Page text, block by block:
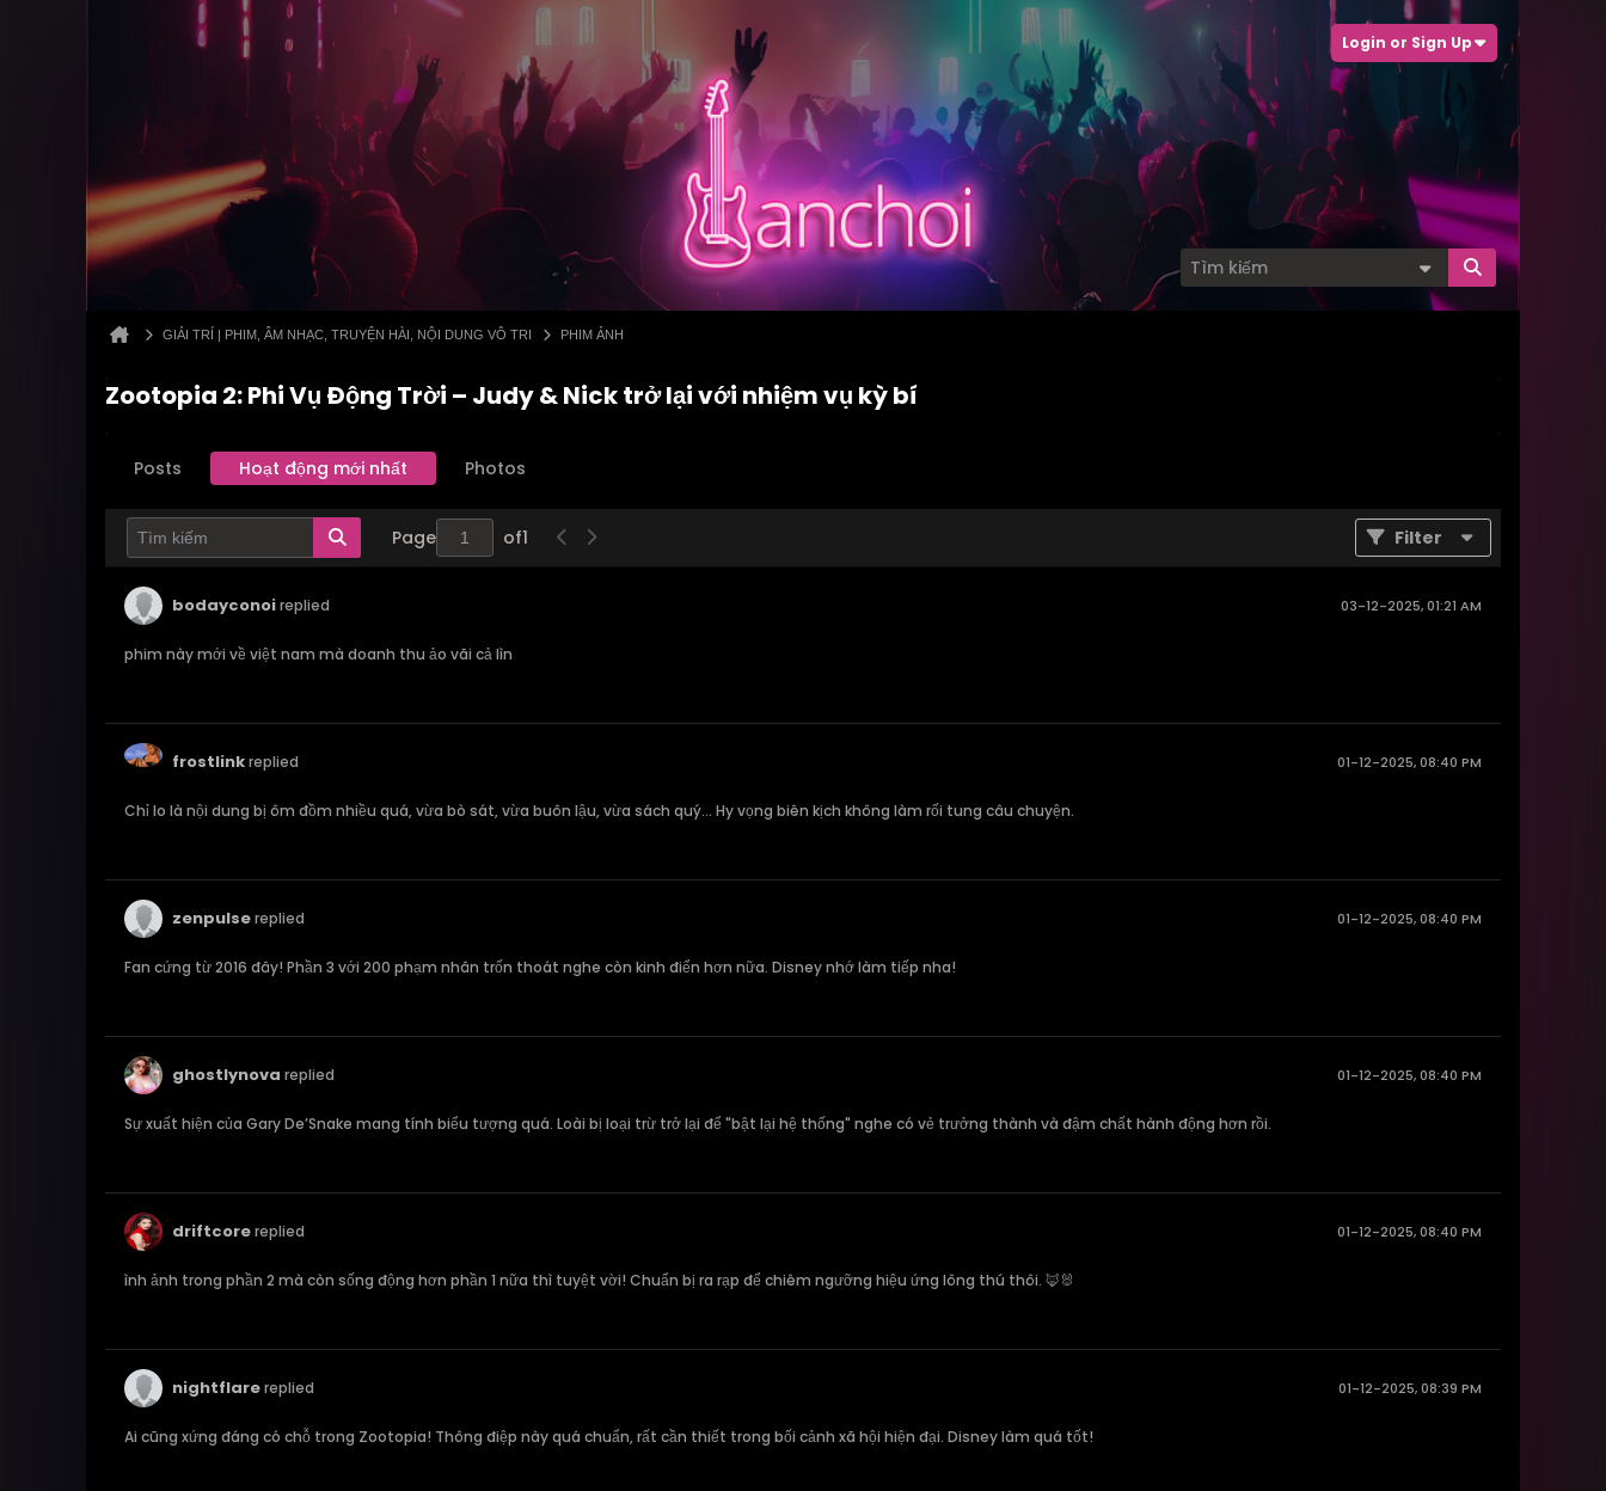
Login or Sign Up
GIẢI TRÍ | PHIM, ÂM NHẠC, TRUYỆN HÀI, NỘI DUNG VÔ TRI PHIM ẢNH
Zootopia 2: Phi Vụ Động Trời – Judy & Nick trở lại với nhiệm vụ kỳ bí
Posts Hoạt động mới nhất Photos
Page of1 Filter
bodayconoireplied 03-12-2025, 01:21 AM
phim này mới về việt nam mà doanh thu ảo vãi cả lìn
frostlinkreplied 01-12-2025, 08:40 PM
Chỉ lo là nội dung bị ôm đồm nhiều quá, vừa bò sát, vừa buôn lậu, vừa sách quý... Hy vọng biên kịch không làm rối tung câu chuyện.
zenpulsereplied 01-12-2025, 08:40 PM
Fan cứng từ 2016 đây! Phần 3 với 200 phạm nhân trốn thoát nghe còn kinh điển hơn nữa. Disney nhớ làm tiếp nha!
ghostlynova replied 01-12-2025, 08:40 PM
Sự xuất hiện của Gary De’Snake mang tính biểu tượng quá. Loài bị loại trừ trở lại để "bật lại hệ thống" nghe có vẻ trưởng thành và đậm chất hành động hơn rồi.
driftcorereplied 01-12-2025, 08:40 PM
ình ảnh trong phần 2 mà còn sống động hơn phần 1 nữa thì tuyệt vời! Chuẩn bị ra rạp để chiêm ngưỡng hiệu ứng lông thú thôi. 🦊🐰
nightflarereplied 01-12-2025, 08:39 PM
Ai cũng xứng đáng có chỗ trong Zootopia! Thông điệp này quá chuẩn, rất cần thiết trong bối cảnh xã hội hiện đại. Disney làm quá tốt!